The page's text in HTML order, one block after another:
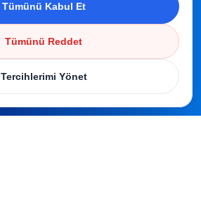
Tümünü Kabul Et
Tümünü Reddet
Tercihlerimi Yönet